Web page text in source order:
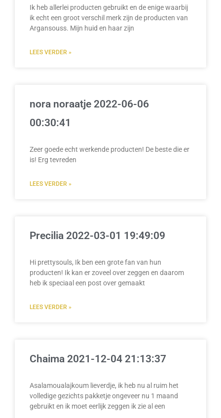
Ik heb allerlei producten gebruikt en de enige waarbij
ik echt een groot verschil merk zijn de producten van
Argansouss. Mijn huid en haar zijn
LEES VERDER »
nora noraatje 2022-06-06
00:30:41
Zeer goede echt werkende producten! De beste die er
is! Erg tevreden
LEES VERDER »
Precilia 2022-03-01 19:49:09
Hi prettysouls, Ik ben een grote fan van hun
producten! Ik kan er zoveel over zeggen en daarom
heb ik speciaal een post over gemaakt
LEES VERDER »
Chaima 2021-12-04 21:13:37
Asalamoualajkoum lieverdje, ik heb nu al ruim het
volledige gezichts pakketje ongeveer nu 1 maand
gebruikt en ik moet eerlijk zeggen ik zie al een